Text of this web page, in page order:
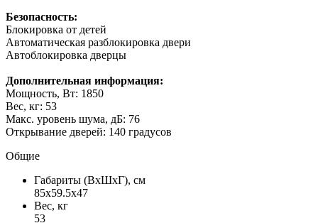
Безопасность:
Блокировка от детей
Автоматическая разблокировка двери
Автоблокировка дверцы
Дополнительная информация:
Мощность, Вт: 1850
Вес, кг: 53
Макс. уровень шума, дБ: 76
Открывание дверей: 140 градусов
Общие
Габариты (ВxШxГ), см
85x59.5x47
Вес, кг
53